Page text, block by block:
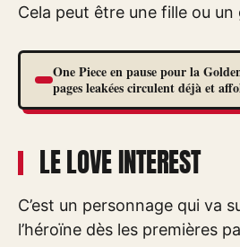
Cela peut être une fille ou un
One Piece en pause pour la
pages leakées circulent déjà et
LE LOVE INTEREST
C’est un personnage qui va
l’héroïne dès les premières